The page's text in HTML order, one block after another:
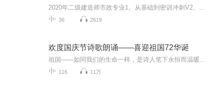
36 2619
欢度国庆节诗歌朗诵——喜迎祖国72华诞
116 11万